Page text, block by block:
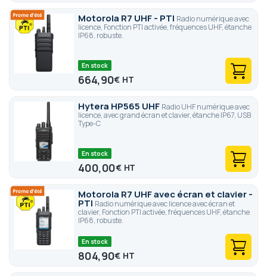
Motorola R7 UHF - PTI Radio numérique avec
licence, Fonction PTI activée, fréquences UHF, étanche
IP68, robuste.
En stock
664,90€
Hytera HP565 UHF Radio UHF numérique avec
licence, avec grand écran et clavier, étanche IP67, USB
Type-C
En stock
400,00€
Motorola R7 UHF avec écran et clavier -
PTI Radio numérique avec licence avec écran et
clavier, Fonction PTI activée, fréquences UHF, étanche
IP68, robuste.
En stock
804,90€